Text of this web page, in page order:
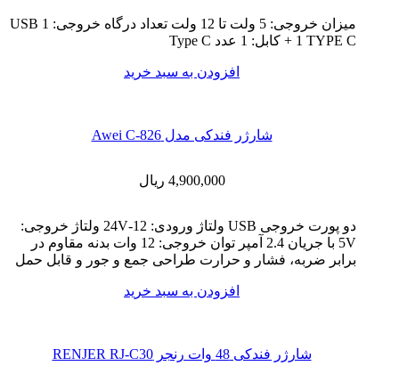
میزان خروجی: 5 ولت تا 12 ولت تعداد درگاه خروجی: 1 USB
+ 1 TYPE C کابل: 1 عدد Type C
افزودن به سبد خرید
شارژر فندکی مدل Awei C-826
4,900,000 ریال
دو پورت خروجی USB ولتاژ ورودی: 12-24V ولتاژ خروجی:
5V با جریان 2.4 آمپر توان خروجی: 12 وات بدنه مقاوم در
برابر ضربه، فشار و حرارت طراحی جمع و جور و قابل حمل
افزودن به سبد خرید
شارژر فندکی 48 وات رنجر RENJER RJ-C30